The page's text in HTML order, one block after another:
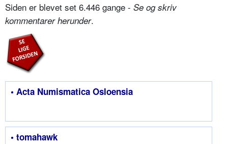
Siden er blevet set 6.446 gange - Se og skriv
kommentarer herunder.
• Acta Numismatica Osloensia
• tomahawk